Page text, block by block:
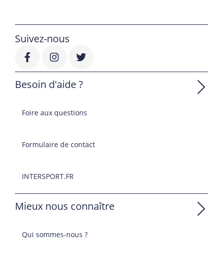
Suivez-nous
Besoin d'aide ?
Foire aux questions
Formulaire de contact
INTERSPORT.FR
Mieux nous connaître
Qui sommes-nous ?